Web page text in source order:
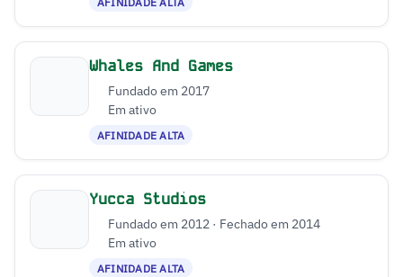
Whales And Games
Fundado em 2017
Em ativo
AFINIDADE ALTA
Yucca Studios
Fundado em 2012 · Fechado em 2014
Em ativo
AFINIDADE ALTA